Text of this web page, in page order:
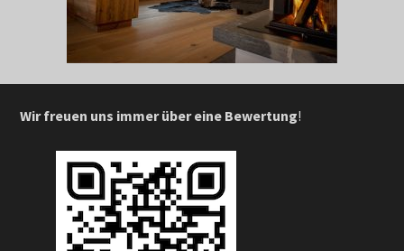
Wir freuen uns immer über eine Bewertung!